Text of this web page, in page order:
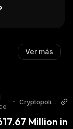
Ver más
• Cryptopolita
Million in